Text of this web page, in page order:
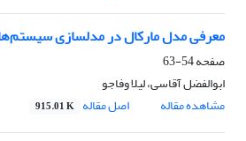
معرفی مدل مارکال در مدلسازی
صفحه54-63
ابوالفضل آقاسی، لیلا وفاجو
مشاهده مقاله
اصل مقاله 915.01 K